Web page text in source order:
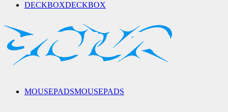
DECKBOXDECKBOX
MOUSEPADSMOUSEPADS